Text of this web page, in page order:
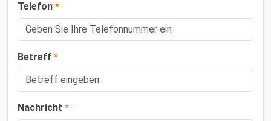
Telefon *
Betreff *
Nachricht *